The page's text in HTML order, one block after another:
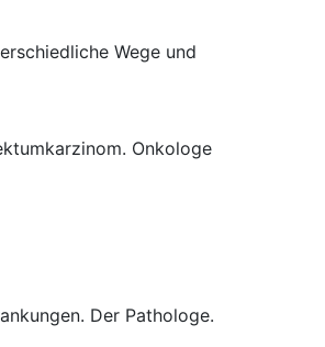
Wege und
Onkologe
Der Pathologe.